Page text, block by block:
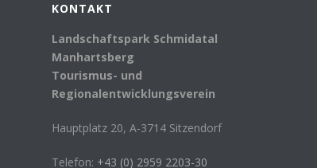
KONTAKT
Landschaftspark Schmidatal
Manhartsberg
Tourismus- und
Regionalentwicklungsverein
Hauptplatz 20, A-3714 Sitzendorf
Telefon: +43 (0) 2959 2203-30